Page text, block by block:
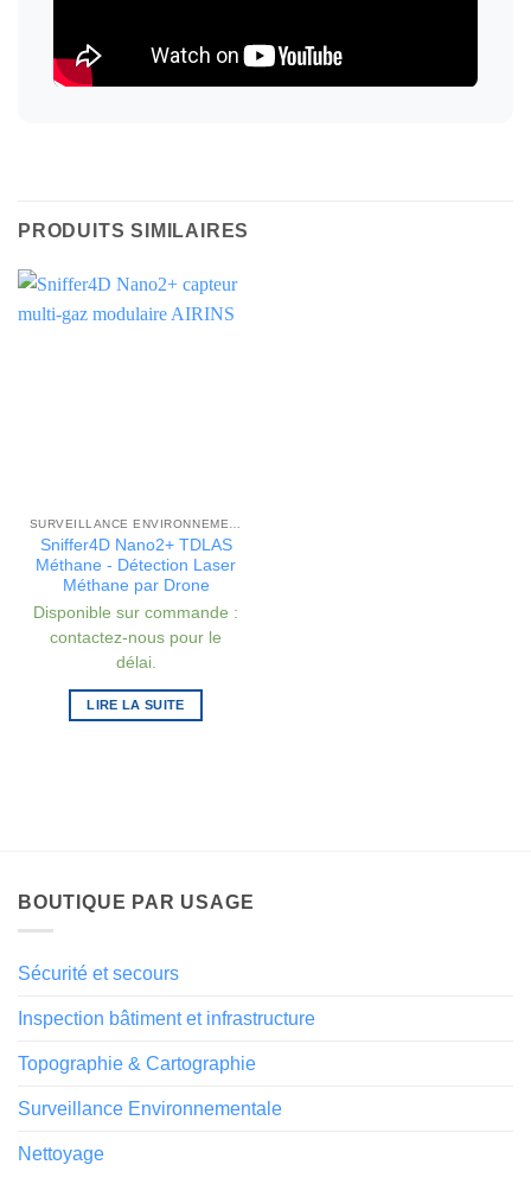
PRODUITS SIMILAIRES
SURVEILLANCE ENVIRONNEMENTALE
Sniffer4D Nano2+ TDLAS
Méthane - Détection Laser
Méthane par Drone
Disponible sur commande :
contactez-nous pour le
délai.
LIRE LA SUITE
BOUTIQUE PAR USAGE
Sécurité et secours
Inspection bâtiment et infrastructure
Topographie & Cartographie
Surveillance Environnementale
Nettoyage